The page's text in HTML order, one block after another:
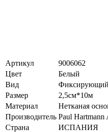
Артикул
9006062
Цвет
Белый
Вид
Фиксирующий
Размер
2,5см*10м
Материал
Нетканая
Производитель Paul
Страна
ИСПАНИЯ